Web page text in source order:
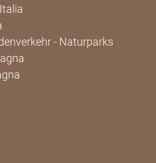
- Naturparks
Cammini Emilia-Romagna
von Cammini Emilia-
von Cammini Emilia-
Instagram von Cammini